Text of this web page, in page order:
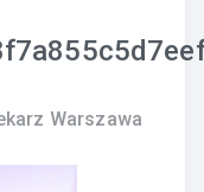
Warszawa